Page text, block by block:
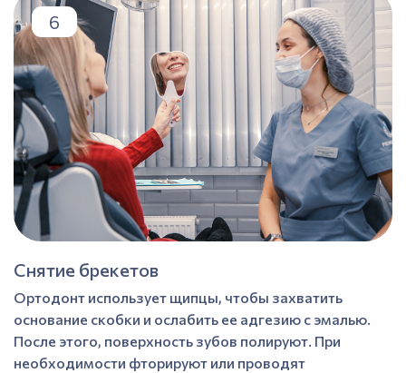
6
Снятие брекетов
Ортодонт использует щипцы, чтобы захватить
основание скобки и ослабить ее адгезию с эмалью.
После этого, поверхность зубов полируют. При
необходимости фторируют или проводят